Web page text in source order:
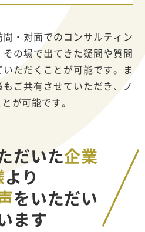
・対面でのコンサルティン
の場で出てきた疑問や質問
ただくことが可能です。ま
ご共有させていただき、ノ
が可能です。
だいた企業
より
をいただい
ます